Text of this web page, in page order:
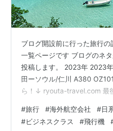
ブログ開設前に行った旅行
一覧ページです ブログのネ
投稿します。 2023年 2023
田ーソウル/仁川 A380
ら！↓ ryouta-travel.com 最
ル登録お願いします！ 各種
す！ YouTube https://
#旅行 #海外航空会社 #日
#ビジネスクラス #飛行機